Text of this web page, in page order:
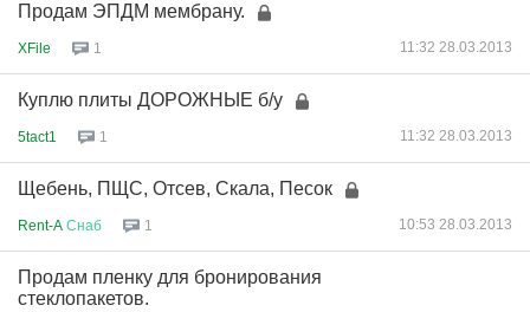
Продам ЭПДМ мембрану.
XFile 1 11:32 28.03.2013
Куплю плиты ДОРОЖНЫЕ б/у
5tact1 1 11:32 28.03.2013
Щебень, ПЩС, Отсев, Скала, Песок
Rent-A Снаб 1 10:53 28.03.2013
Продам пленку для бронирования
стеклопакетов.